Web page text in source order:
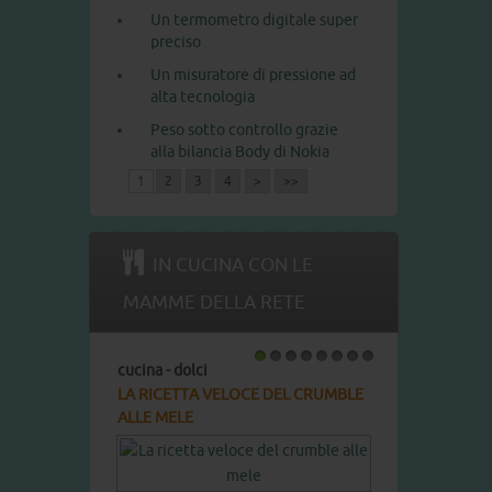
Un termometro digitale super
preciso
Un misuratore di pressione ad
alta tecnologia
Peso sotto controllo grazie
alla bilancia Body di Nokia
1 2 3 4 > >>
MAMME DELLA RETE
cucina - dolci
LA RICETTA VELOCE DEL CRUMBLE
ALLE MELE
LA RICETTA DEL
Pronto in: circa 60 min.